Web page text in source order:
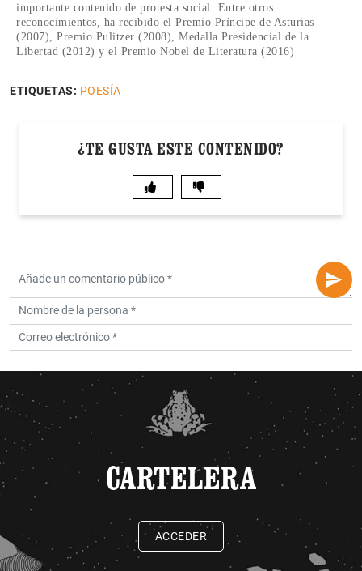
importante contenido de protesta social. Entre otros
reconocimientos, ha recibido el Premio Príncipe de Asturias
(2007), Premio Pulitzer (2008), Medalla Presidencial de la
Libertad (2012) y el Premio Nobel de Literatura (2016)
ETIQUETAS: POESÍA
¿TE GUSTA ESTE CONTENIDO?
CARTELERA
ACCEDER